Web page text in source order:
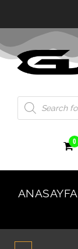
0
ANASAYFA